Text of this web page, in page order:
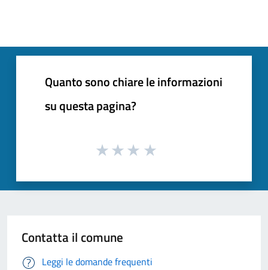
Quanto sono chiare le informazioni
su questa pagina?
Contatta il comune
Leggi le domande frequenti